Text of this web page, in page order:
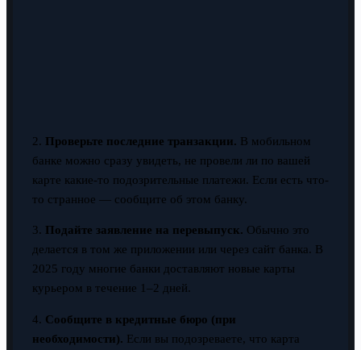
2. Проверьте последние транзакции. В мобильном
банке можно сразу увидеть, не провели ли по вашей
карте какие-то подозрительные платежи. Если есть что-
то странное — сообщите об этом банку.
3. Подайте заявление на перевыпуск. Обычно это
делается в том же приложении или через сайт банка. В
2025 году многие банки доставляют новые карты
курьером в течение 1–2 дней.
4. Сообщите в кредитные бюро (при
необходимости). Если вы подозреваете, что карта